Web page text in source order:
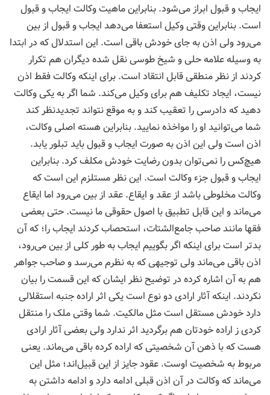
ایجاب و قبول ابراز می‌شود. بنابراین ماهیت وکالت ایجاب و قبول
است. بنابراین وقتی وکیل استعفا می‌دهد ایجاب و قبول از بین
می‌رود ولی اذن به جای خودش باقی است. این استدلال که در ابتدا
به وسیله علامه حلی و شیخ طوسی نقل شده دیگران هم تکرار
کردند از نظر منطقی قابل انتقاد است. برای اینکه وکالت فقط اذن
نیست، ایجاد تکلیف هم برای وکیل می‌کند. شما اگر به یکی وکالت
دهید که دادرسی را تعقیب کند و به موقع نتواند تجدیدنظر کند
شما می‌توانید او را مواخذه نمایید. بنابراین هسته اصلی وکالت،
اذن است ولی این اذن به صورت ایجاب و قبول باید تبلور یابد.
هیچ‌کس را نمی‌توان بدون رضایت خودش مکلف کرد. بنابراین
ایجاب و قبول جزء وکالت است. این نظر مستلزم این است که
وکالت مخلوطی باشد از عقد و ایقاع. عقد از بین می‌رود اما ایقاع
می‌ماند و این قابل تطبیق با اصول حقوقی ما نیست. حتی بعضی
فقها مانند صاحب جامع‌الشتات، استحصاب کردند ایجاب را؛ که آن
بدتر است برای اینکه اگر بگوییم ایجاب به طور کلی از بین می‌رود،
اذن باقی می‌ماند ولی توجیهی که به نظرم می‌رسد و صاحب جواهر
هم به آن اشاره کرده در توضیح نظر ایشان که این قسمت را بیان
نکردند. اینکه آثار ارادی دو نوع است یکی اثر اراده جنبه استقلالی
دارد خودش مستقل است مثل مالکیت. شما وقتی ملک را منتقل
کردی ز اراده خودتان هم برگردید اثر ندارد ولی بعضی آثار ارادی
هست که با ذهن آن شخصیتی که اراده کرده باقی می‌ماند. یعنی
مربوط به شخصیت اوست. عقود جایز از این قبیل‌اند؛ مثل این
می‌ماند که وکالت در آن اذن قبلی ادامه دارد و ادامه داشتن به